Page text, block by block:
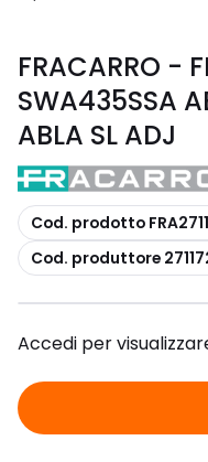
FRACARRO -
SWA435SSA
ABLA SL ADJ
copia
Cod. prodotto
copia
Cod. produttore
Accedi per